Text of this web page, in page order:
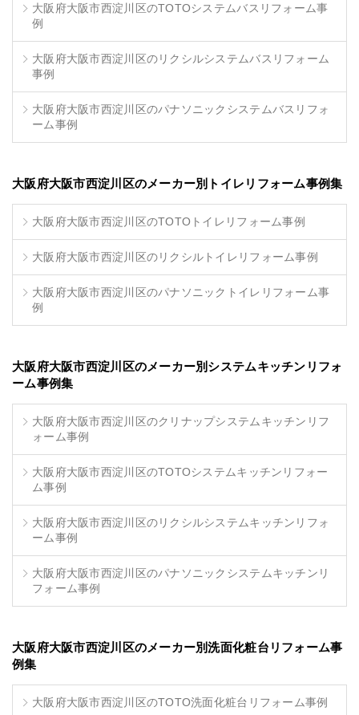
大阪府大阪市西淀川区のTOTOシステムバスリフォーム事
例
大阪府大阪市西淀川区のリクシルシステムバスリフォーム
事例
大阪府大阪市西淀川区のパナソニックシステムバスリフォ
ーム事例
大阪府大阪市西淀川区のメーカー別トイレリフォーム事例集
大阪府大阪市西淀川区のTOTOトイレリフォーム事例
大阪府大阪市西淀川区のリクシルトイレリフォーム事例
大阪府大阪市西淀川区のパナソニックトイレリフォーム事
例
大阪府大阪市西淀川区のメーカー別システムキッチンリフォ
ーム事例集
大阪府大阪市西淀川区のクリナップシステムキッチンリフ
ォーム事例
大阪府大阪市西淀川区のTOTOシステムキッチンリフォー
ム事例
大阪府大阪市西淀川区のリクシルシステムキッチンリフォ
ーム事例
大阪府大阪市西淀川区のパナソニックシステムキッチンリ
フォーム事例
大阪府大阪市西淀川区のメーカー別洗面化粧台リフォーム事
例集
大阪府大阪市西淀川区のTOTO洗面化粧台リフォーム事例